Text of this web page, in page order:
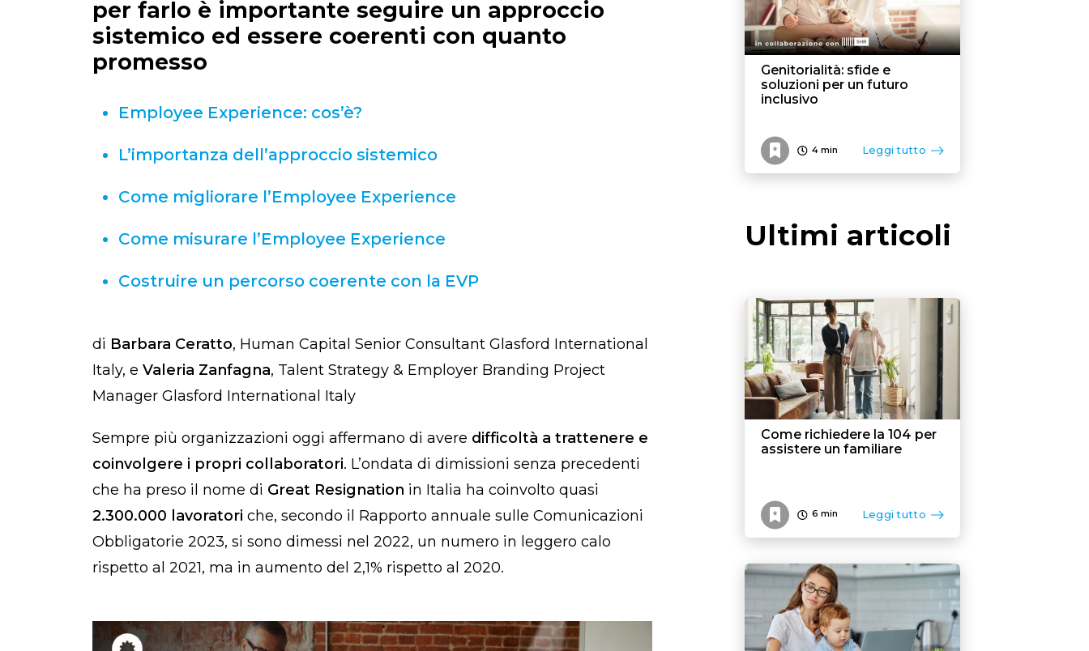
per farlo è importante seguire un approccio
sistemico ed essere coerenti con quanto
promesso
Employee Experience: cos’è?
L’importanza dell’approccio sistemico
Come migliorare l’Employee Experience
Come misurare l’Employee Experience
Costruire un percorso coerente con la EVP
di Barbara Ceratto, Human Capital Senior Consultant Glasford International
Italy, e Valeria Zanfagna, Talent Strategy & Employer Branding Project
Manager Glasford International Italy
Sempre più organizzazioni oggi affermano di avere difficoltà a trattenere e
coinvolgere i propri collaboratori. L’ondata di dimissioni senza precedenti
che ha preso il nome di Great Resignation in Italia ha coinvolto quasi
2.300.000 lavoratori che, secondo il Rapporto annuale sulle Comunicazioni
Obbligatorie 2023, si sono dimessi nel 2022, un numero in leggero calo
rispetto al 2021, ma in aumento del 2,1% rispetto al 2020.
Genitorialità: sfide e
soluzioni per un futuro
inclusivo
4 min Leggi tutto
Ultimi articoli
Come richiedere la 104 per
assistere un familiare
6 min Leggi tutto